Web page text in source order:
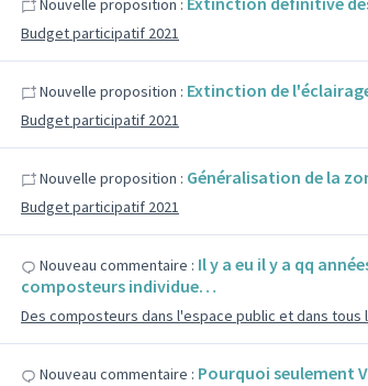
Nouvelle proposition :
Budget participatif 2021
Nouvelle proposition : Extinction de
Budget participatif 2021
Nouvelle proposition : Généralisation de la
Budget participatif 2021
Nouveau commentaire : Il y a eu il y a qq
composteurs individue…
Des composteurs dans l'espace public et dans tous
Nouveau commentaire : Pourquoi seulement